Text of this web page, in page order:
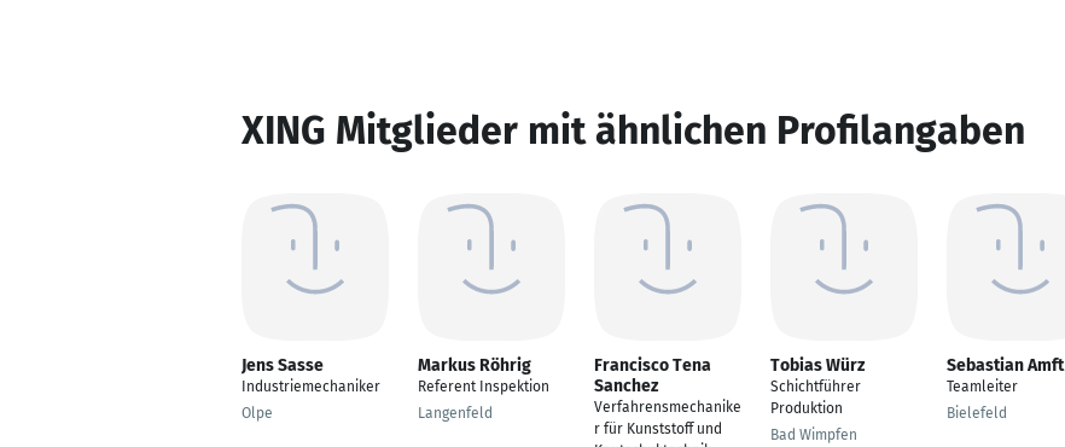
XING Mitglieder mit ähnlichen Profilangaben
Jens Sasse
Industriemechaniker
Olpe
Markus Röhrig
Referent Inspektion
Langenfeld
Francisco Tena
Sanchez
Verfahrensmechanike
r für Kunststoff und
Tobias Würz
Schichtführer
Produktion
Bad Wimpfen
Sebastian Amft
Teamleiter
Bielefeld